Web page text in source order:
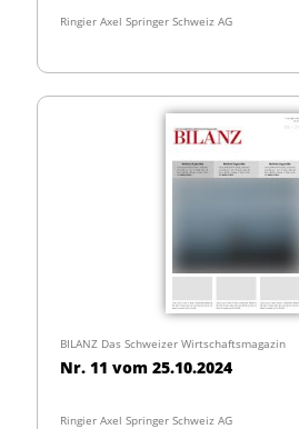
Ringier Axel Springer Schweiz AG
BILANZ Das Schweizer Wirtschaftsmagazin
Nr. 11 vom 25.10.2024
Ringier Axel Springer Schweiz AG